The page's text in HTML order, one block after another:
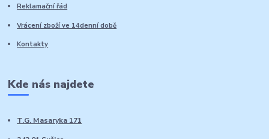
Reklamační řád
Vrácení zboží ve 14denní době
Kontakty
Kde nás najdete
T.G. Masaryka 171